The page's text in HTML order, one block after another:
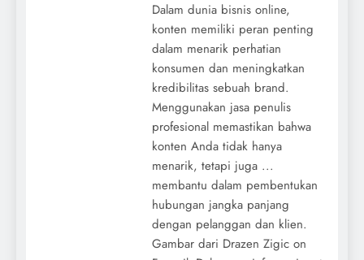
Dalam dunia bisnis online,
konten memiliki peran penting
dalam menarik perhatian
konsumen dan meningkatkan
kredibilitas sebuah brand.
Menggunakan jasa penulis
profesional memastikan bahwa
konten Anda tidak hanya
menarik, tetapi juga ...
membantu dalam pembentukan
hubungan jangka panjang
dengan pelanggan dan klien.
Gambar dari Drazen Zigic on